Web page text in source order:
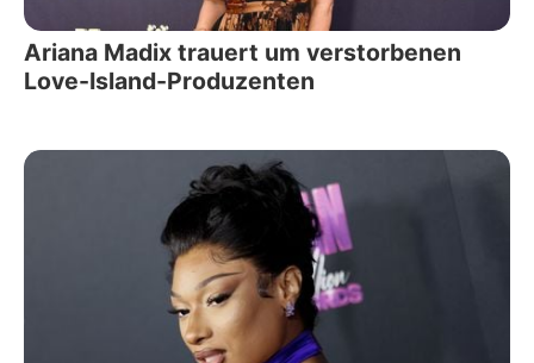
Ariana Madix trauert um verstorbenen
Love-Island-Produzenten